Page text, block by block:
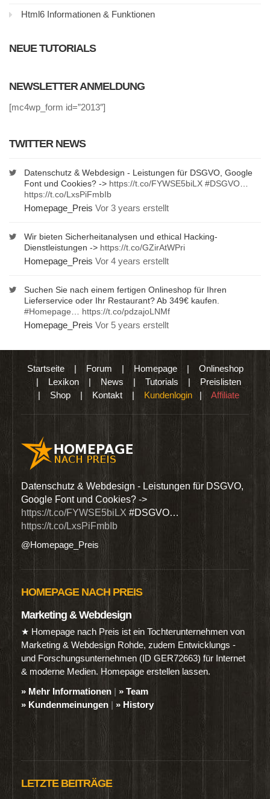
Html6 Informationen & Funktionen
NEUE TUTORIALS
NEWSLETTER ANMELDUNG
[mc4wp_form id=”2013″]
TWITTER NEWS
Datenschutz & Webdesign - Leistungen für DSGVO, Google
Font und Cookies? -> https://t.co/FYWSE5biLX #DSGVO
https://t.co/LxsPiFmbIb
Homepage_Preis Vor 3 years erstellt
Wir bieten Sicherheitanalysen und ethical Hacking-
Dienstleistungen -> https://t.co/GZirAtWPri
Homepage_Preis Vor 4 years erstellt
Suchen Sie nach einem fertigen Onlineshop für Ihren
Lieferservice oder Ihr Restaurant? Ab 349€ kaufen.
#Homepage
https://t.co/pdzajoLNMf
Homepage_Preis Vor 5 years erstellt
Startseite| Forum | Homepage| Onlineshop
| Lexikon |News | Tutorials | Preislisten
| Shop | Kontakt | Kundenlogin | Affiliate
Datenschutz & Webdesign - Leistungen für DSGVO,
Google Font und Cookies? ->
https://t.co/FYWSE5biLX #DSGVO…
https://t.co/LxsPiFmbIb
@Homepage_Preis
HOMEPAGE NACH PREIS
Marketing & Webdesign
★ Homepage nach Preis ist ein Tochterunternehmen von
Marketing & Webdesign Rohde, zudem Entwicklungs -
und Forschungsunternehmen (ID GER72663) für Internet
& moderne Medien. Homepage erstellen lassen.
» Mehr Informationen | » Team
» Kundenmeinungen | » History
LETZTE BEITRÄGE